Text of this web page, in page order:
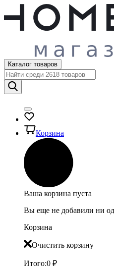
Каталог товаров
Корзина
Ваша корзина пуста
Вы еще не добавили ни
Корзина
Очистить корзину
Итого:0 ₽